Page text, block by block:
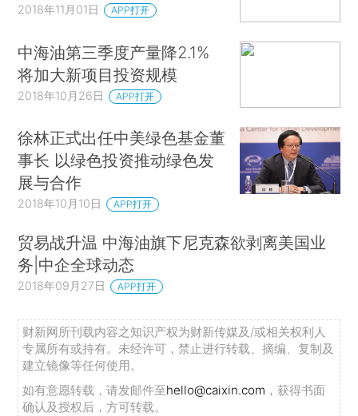
2018年11月01日 APP打开
中海油第三季度产量降2.1%
将加大新项目投资规模
2018年10月26日 APP打开
徐林正式出任中美绿色基金董
事长 以绿色投资推动绿色发
展与合作
2018年10月10日 APP打开
贸易战升温 中海油旗下尼克森欲剥离美国业
务|中企全球动态
2018年09月27日 APP打开
财新网所刊载内容之知识产权为财新传媒及/或相关权利人
专属所有或持有。未经许可，禁止进行转载、摘编、复制及
建立镜像等任何使用。
如有意愿转载，请发邮件至hello@caixin.com ，获得书面
确认及授权后，方可转载。